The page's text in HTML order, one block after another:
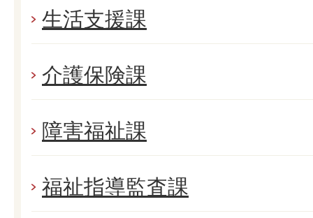
生活支援課
介護保険課
障害福祉課
福祉指導監査課